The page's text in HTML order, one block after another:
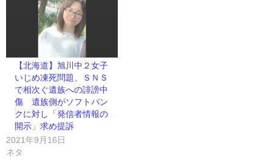
【北海道】旭川中２女子
いじめ凍死問題、ＳＮＳ
で相次ぐ遺族への誹謗中
傷 遺族側がソフトバン
クに対し「発信者情報の
開示」求め提訴
2021年9月16日
ネタ